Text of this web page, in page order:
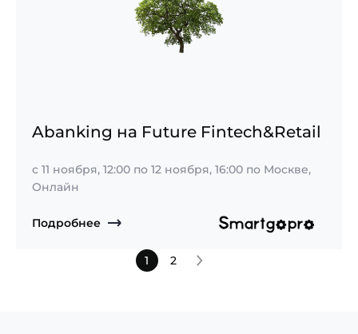
Abanking на Future Fintech&Retail
с 11 ноября, 12:00 по 12 ноября, 16:00 по Москве,
Онлайн
Подробнее
1 2